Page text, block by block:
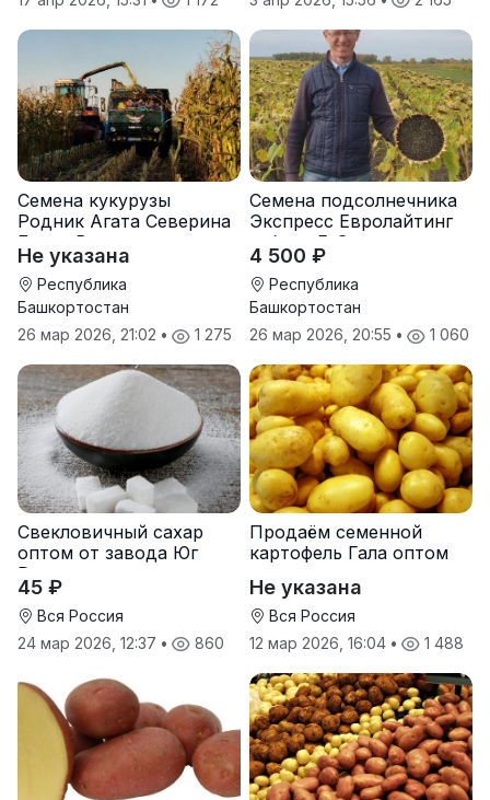
Семена кукурузы
Родник Агата Северина
Берта Вилора
Прохладненский Дарина
Росс Машук Катерина
Не указана
Республика
Башкортостан
26 мар 2026, 21:02 • 1 275
Семена подсолнечника
Экспресс Евролайтинг
гибрид F-G+
4 500 ₽
Республика
Башкортостан
26 мар 2026, 20:55 • 1 060
Свекловичный сахар
оптом от завода Юг
Руси
45 ₽
Вся Россия
24 мар 2026, 12:37 • 860
Продаём семенной
картофель Гала оптом
Не указана
Вся Россия
12 мар 2026, 16:04 • 1 488